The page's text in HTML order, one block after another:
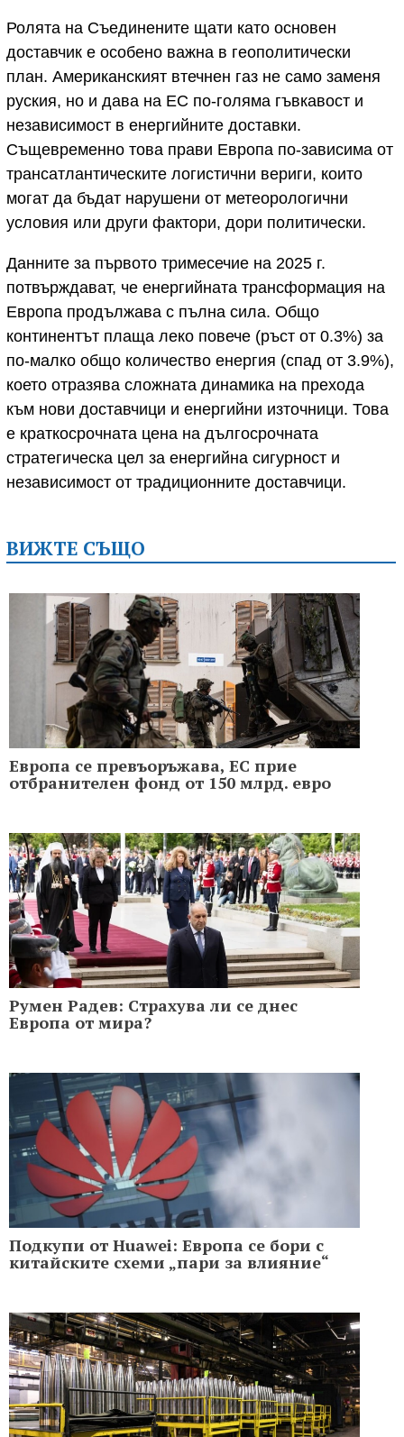
Ролята на Съединените щати като основен
доставчик е особено важна в геополитически
план. Американският втечнен газ не само заменя
руския, но и дава на ЕС по-голяма гъвкавост и
независимост в енергийните доставки.
Същевременно това прави Европа по-зависима от
трансатлантическите логистични вериги, които
могат да бъдат нарушени от метеорологични
условия или други фактори, дори политически.
Данните за първото тримесечие на 2025 г.
потвърждават, че енергийната трансформация на
Европа продължава с пълна сила. Общо
континентът плаща леко повече (ръст от 0.3%) за
по-малко общо количество енергия (спад от 3.9%),
което отразява сложната динамика на прехода
към нови доставчици и енергийни източници. Това
е краткосрочната цена на дългосрочната
стратегическа цел за енергийна сигурност и
независимост от традиционните доставчици.
ВИЖТЕ СЪЩО
Европа се превъоръжава, ЕС прие
отбранителен фонд от 150 млрд. евро
Румен Радев: Страхува ли се днес
Европа от мира?
Подкупи от Huawei: Европа се бори с
китайските схеми „пари за влияние“